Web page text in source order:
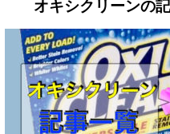
オキシクリーンの